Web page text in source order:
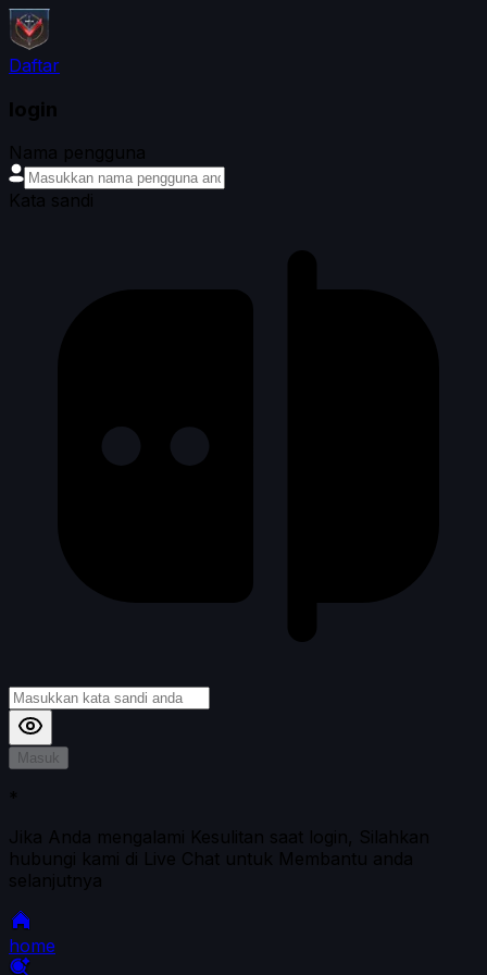
Daftar
login
Nama pengguna
Kata sandi
Masuk
*
Jika Anda mengalami Kesulitan saat login, Silahkan
hubungi kami di Live Chat untuk Membantu anda
selanjutnya
home